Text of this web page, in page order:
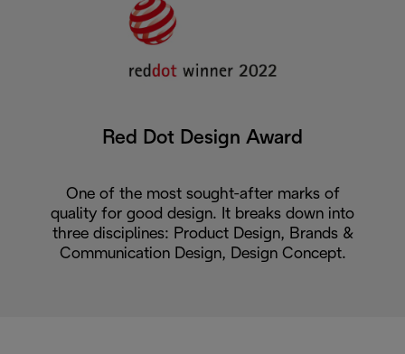
Red Dot Design Award
One of the most sought-after marks of
quality for good design. It breaks down into
three disciplines: Product Design, Brands &
Communication Design, Design Concept.